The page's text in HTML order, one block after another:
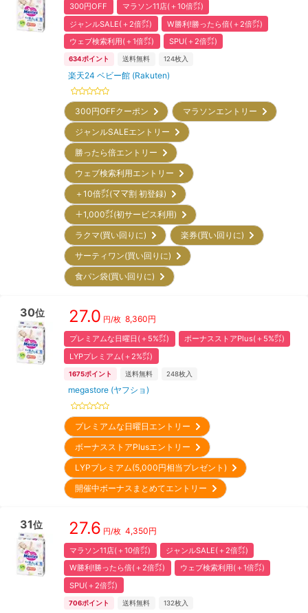
300円OFF
マラソン11店(＋10倍㌽)
ジャンルSALE(＋2倍㌽)
W勝利!勝ったら倍(＋2倍㌽)
ウェブ検索利用(＋1倍㌽)
SPU(＋2倍㌽)
634ポイント 送料無料 124枚入
楽天24 ベビー館 (Rakuten)
300円OFFクーポン
マラソンエントリー
ジャンルSALEエントリー
勝ったら倍エントリー
ウェブ検索利用エントリー
＋10倍㌽(ママ割 初登録)
＋1,000㌽(初サービス利用)
ラクマ(買い回りに)
楽券(買い回りに)
サーティワン(買い回りに)
食パン袋(買い回りに)
30位 27.0 円/枚 8,360円
プレミアムな日曜日(＋5%㌽)
ボーナスストアPlus(＋5%㌽)
LYPプレミアム(＋2%㌽)
1675ポイント 送料無料 248枚入
megastore (ヤフショ)
プレミアムな日曜日エントリー
ボーナスストアPlusエントリー
LYPプレミアム(5,000円相当プレゼント)
開催中ボーナスまとめてエントリー
31位 27.6 円/枚 4,350円
マラソン11店(＋10倍㌽)
ジャンルSALE(＋2倍㌽)
W勝利!勝ったら倍(＋2倍㌽)
ウェブ検索利用(＋1倍㌽)
SPU(＋2倍㌽)
706ポイント 送料無料 132枚入